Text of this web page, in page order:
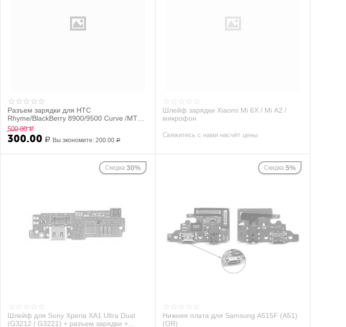
Разъем зарядки для HTC
Rhyme/BlackBerry 8900/9500 Curve /MTC
995 (micro usb)
500.00 Р
300.00 Р Вы экономите:200.00 Р
Шлейф зарядки Xiaomi Mi 6X / Mi A2 /
микрофон
Свяжитесь с нами насчёт цены
Скидка 30%
Шлейф для Sony Xperia XA1 Ultra Dual
(G3212 / G3221) + разъем зарядки +
Скидка 5%
Нижняя плата для Samsung A515F (A51)
(OR)